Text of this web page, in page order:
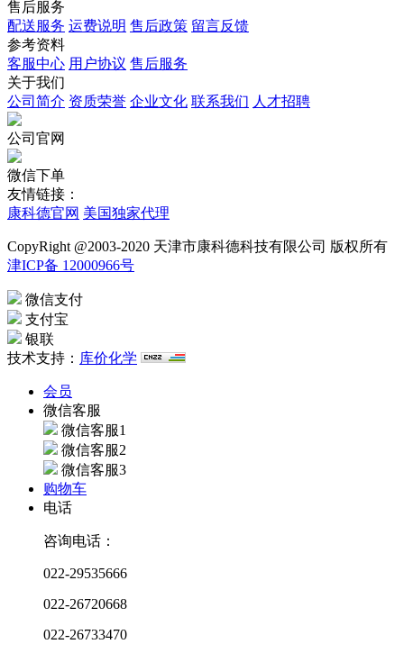
售后服务
配送服务 运费说明 售后政策 留言反馈
参考资料
客服中心 用户协议 售后服务
关于我们
公司简介 资质荣誉 企业文化 联系我们 人才招聘
公司官网
微信下单
友情链接：
康科德官网 美国独家代理
CopyRight @2003-2020 天津市康科德科技有限公司 版权所有
津ICP备 12000966号
微信支付
支付宝
银联
技术支持： 库价化学
会员
微信客服
微信客服1
微信客服2
微信客服3
购物车
电话
咨询电话：
022-29535666
022-26720668
022-26733470